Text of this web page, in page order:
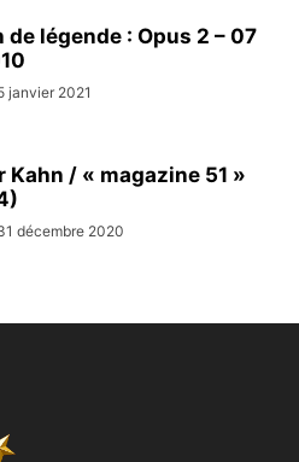
de légende : Opus 2 – 07
janvier 2021
Kahn / « magazine 51 »
décembre 2020